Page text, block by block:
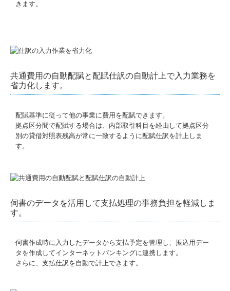
きます。
共通費用の自動配賦と配賦仕訳の自動計上で入力業務を
省力化します。
配賦基準に従って他の事業に費用を配賦できます。
拠点区分間で配賦する場合は、内部取引科目を経由して拠点区分
別の貸借対照表残高が常に一致するように配賦仕訳を計上しま
す。
伺書のデータを活用して支払処理の事務負担を軽減しま
す。
伺書作成時に入力したデータから支払予定を管理し、振込用デー
タを作成してインターネットバンキングに連携します。
さらに、支払仕訳を自動で計上できます。